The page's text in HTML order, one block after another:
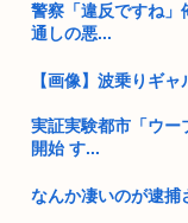
童貞大学生ワイ、
職場のババアが熊
少女「強姦されまし
警察「違反ですね
通しの悪...
【画像】波乗りギ
実証実験都市「ウー
開始 す...
なんか凄いのが逮捕